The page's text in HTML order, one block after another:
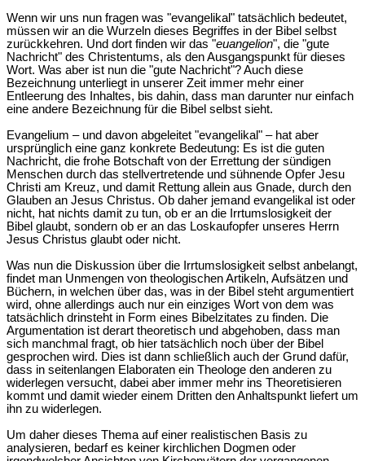
Wenn wir uns nun fragen was "evangelikal" tatsächlich bedeutet,
müssen wir an die Wurzeln dieses Begriffes in der Bibel selbst
zurückkehren. Und dort finden wir das "euangelion", die "gute
Nachricht" des Christentums, als den Ausgangspunkt für dieses
Wort. Was aber ist nun die "gute Nachricht"? Auch diese
Bezeichnung unterliegt in unserer Zeit immer mehr einer
Entleerung des Inhaltes, bis dahin, dass man darunter nur einfach
eine andere Bezeichnung für die Bibel selbst sieht.
Evangelium – und davon abgeleitet "evangelikal" – hat aber
ursprünglich eine ganz konkrete Bedeutung: Es ist die guten
Nachricht, die frohe Botschaft von der Errettung der sündigen
Menschen durch das stellvertretende und sühnende Opfer Jesu
Christi am Kreuz, und damit Rettung allein aus Gnade, durch den
Glauben an Jesus Christus. Ob daher jemand evangelikal ist oder
nicht, hat nichts damit zu tun, ob er an die Irrtumslosigkeit der
Bibel glaubt, sondern ob er an das Loskaufopfer unseres Herrn
Jesus Christus glaubt oder nicht.
Was nun die Diskussion über die Irrtumslosigkeit selbst anbelangt,
findet man Unmengen von theologischen Artikeln, Aufsätzen und
Büchern, in welchen über das, was in der Bibel steht argumentiert
wird, ohne allerdings auch nur ein einziges Wort von dem was
tatsächlich drinsteht in Form eines Bibelzitates zu finden. Die
Argumentation ist derart theoretisch und abgehoben, dass man
sich manchmal fragt, ob hier tatsächlich noch über der Bibel
gesprochen wird. Dies ist dann schließlich auch der Grund dafür,
dass in seitenlangen Elaboraten ein Theologe den anderen zu
widerlegen versucht, dabei aber immer mehr ins Theoretisieren
kommt und damit wieder einem Dritten den Anhaltspunkt liefert um
ihn zu widerlegen.
Um daher dieses Thema auf einer realistischen Basis zu
analysieren, bedarf es keiner kirchlichen Dogmen oder